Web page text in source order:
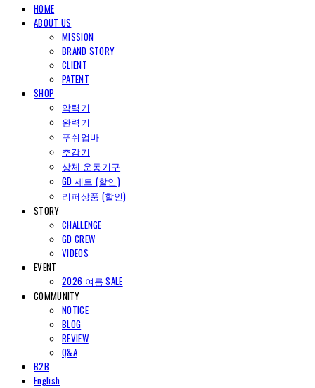
HOME
ABOUT US
MISSION
BRAND STORY
CLIENT
PATENT
SHOP
악력기
완력기
푸쉬업바
추감기
상체 운동기구
GD 세트 (할인)
리퍼상품 (할인)
STORY
CHALLENGE
GD CREW
VIDEOS
EVENT
2026 여름 SALE
COMMUNITY
NOTICE
BLOG
REVIEW
Q&A
B2B
English